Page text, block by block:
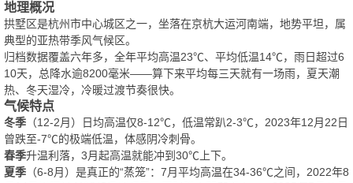
地理概况
拱墅区是杭州市中心城区之一，坐落在京杭大运河南端，地势平坦，属
典型的亚热带季风气候区。
归档数据覆盖六年多，全年平均高温23℃、平均低温14℃，雨日超过6
10天，总降水逾8200毫米——算下来平均每三天就有一场雨，夏天潮
热、冬天湿冷，冷暖过渡节奏很快。
气候特点
冬季 （12-2月）日均高温仅8-12℃，低温常趴2-3℃，2023年12月22日
曾跌至-7℃的极端低温，体感阴冷刺骨。
春季升温利落，3月起高温就能冲到30℃上下。
夏季 （6-8月）是真正的“蒸笼”：7月平均高温在34-36℃之间，2022年8